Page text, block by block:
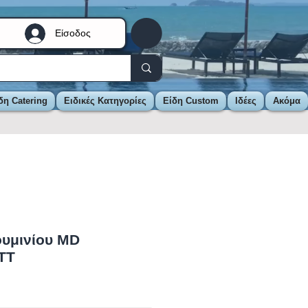
Είσοδος
Catering Ειδικές Κατηγορίες Είδη Custom Ιδέες Ακόμα
MD